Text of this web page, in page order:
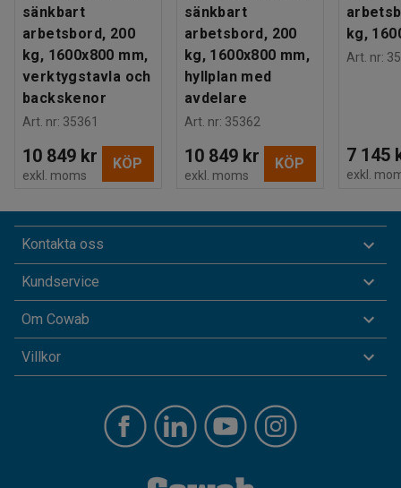
sänkbart
arbetsbord, 200
kg, 1600x800 mm,
verktygstavla och
backskenor
Art. nr: 35361
10 849 kr
exkl. moms
KÖP
sänkbart
arbetsbord, 200
kg, 1600x800 mm,
hyllplan med
avdelare
Art. nr: 35362
10 849 kr
exkl. moms
KÖP
kg,
Art. nr:
7 145
exkl.
Kontakta oss
Kundservice
Om Cowab
Villkor